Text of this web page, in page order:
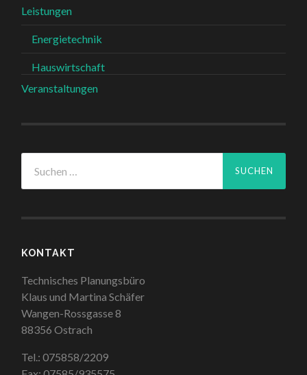
Leistungen
Energietechnik
Hauswirtschaft
Veranstaltungen
nach:
KONTAKT
Technisches Planungsbüro
Klaus und Martina Schäfer
Wangen-Rossgasse 8
88356 Ostrach
Tel.: 075858/2209